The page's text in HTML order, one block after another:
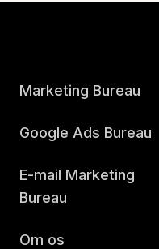
Marketing Bureau
Google Ads Bureau
E-mail Marketing
Bureau
Om os